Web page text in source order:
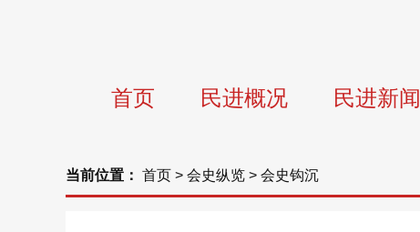
首页 民进概况 民进新闻
当前位置： 首页 > 会史纵览 > 会史钩沉